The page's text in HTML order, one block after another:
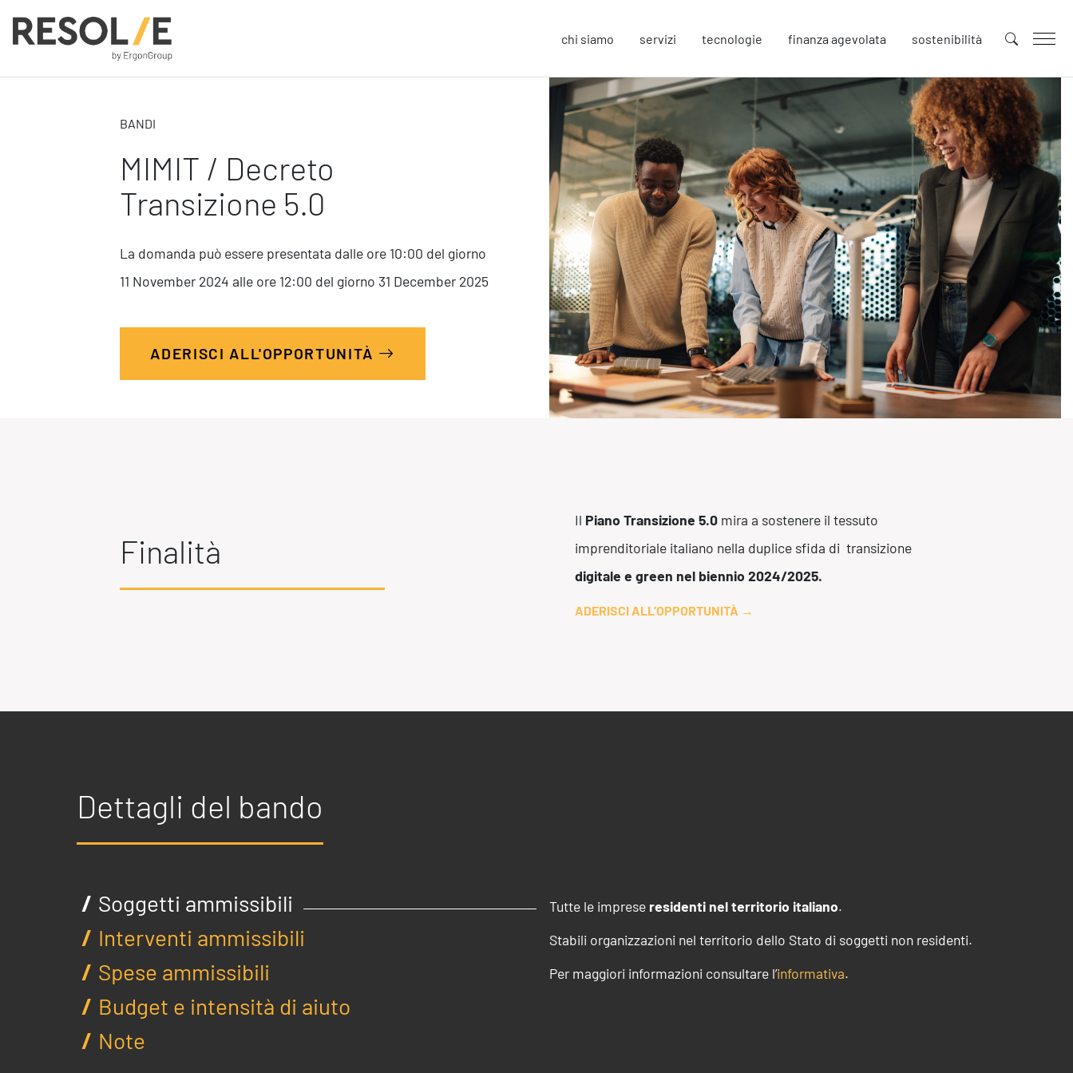
chi siamo servizi tecnologie finanza agevolata sostenibilità
Employee Engagement
Leadership
Benessere Organizzativo & Sostenibile
Performance Management
Business Process Improvement
231 Gestione Rischi
Future
Innovazione
Sostenibilità
Collaborative Design
Social Impacts
Europe
Produttività & Lavoro in Team
Remote Working & Video e Audio Conferencing
Project Management
Finanza & Gestione Economica
Safety
Sicurezza sul Lavoro
Assistenza Ambientale
Sicurezza Alimentare
Cyber Security
BANDI
MIMIT / Decreto
Transizione 5.0
La domanda può essere presentata dalle ore 10:00 del giorno
11 November 2024 alle ore 12:00 del giorno 31 December 2025
ADERISCI ALL'OPPORTUNITÀ
Finalità
Il Piano Transizione 5.0 mira a sostenere il tessuto
imprenditoriale italiano nella duplice sfida di transizione
digitale e green nel biennio 2024/2025.
ADERISCI ALL’OPPORTUNITÀ →
Dettagli del bando
Soggetti ammissibili Tutte le imprese residenti nel territorio italiano.
Stabili organizzazioni nel territorio dello Stato di soggetti non residenti.
Per maggiori informazioni consultare l’informativa.
Interventi ammissibili
riduzione di almeno il 3% dei consumi
Spese ammissibili Beni Materiali 4.0:
Budget e intensità di aiuto
Note